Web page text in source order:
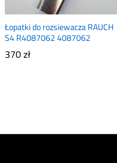
Łopatki do rozsiewacza RAUCH
S4 R4087062 4087062
370zł